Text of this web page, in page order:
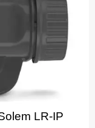
LR-IP